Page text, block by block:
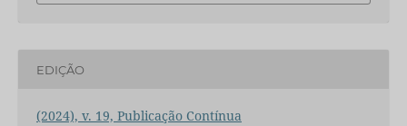
EDIÇÃO
(2024), v. 19, Publicação Contínua